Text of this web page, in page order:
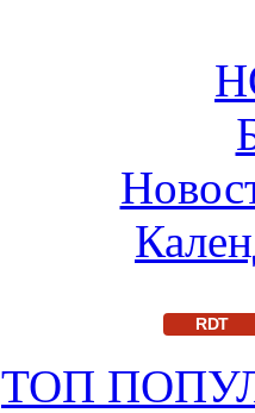
RDT
ТОП